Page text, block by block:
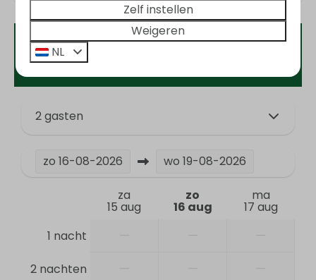
Entertainment
Flatscreen TV
Wifi
Filter koffieapparaat
Bestek
Drinkglazen
Gasfornuis
Beschikbaarheid en prijs
2 gasten
zo 16-08-2026 wo 19-08-2026
za
15 aug
zo
16 aug
ma
17 aug
1 nacht
2 nachten
Zelf instellen
Weigeren
NL